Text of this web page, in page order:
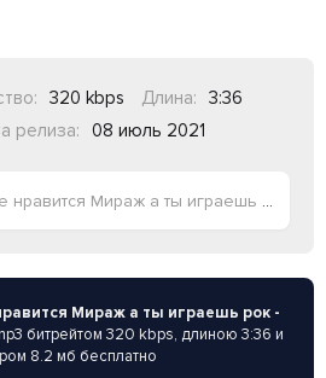
320 kbps Длина:
3:36
релиза: 08 июль 2021
Мираж а ты играешь рок - Песня (из тик тока)
Мираж а ты играешь рок -
битрейтом 320 kbps, длиною 3:36 и
8.2 мб бесплатно